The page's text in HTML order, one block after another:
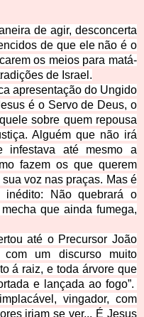
de agir, desconcerta
de que ele não é o
os meios para matá-
de Israel.
apresentação do Ungido
é o Servo de Deus, o
sobre quem repousa
Alguém que não irá
infestava até mesmo a
fazem os que querem
voz nas praças. Mas é
Não quebrará o
que ainda fumega,
até o Precursor João
com um discurso muito
á raiz, e toda árvore que
e lançada ao fogo”.
vingador, com
iriam se ver... É Jesus